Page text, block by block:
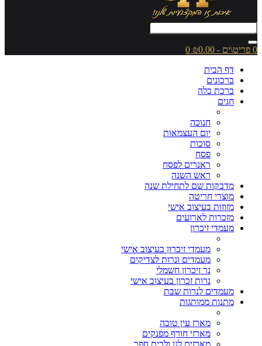
0 פריט\ים - ₪0.00
0
דף הבית
ברכונים
ברכת כלה
חגים
חנוכה
יום העצמאות
סוכות
פסח
ראנרים לפסח
ראש השנה
מדבקות שם לתחילת שנה
מוצרי חריטה
מזוזות בעיצוב אישי
מזכרות לארועים
מעמדי זיכרון
מעמדי זיכרון בעיצוב אישי
מעמדים ונרות לצדיקים
נר זיכרון חשמלי
נרות זכרון בעיצוב אישי
מעמדים לנרות שבת
מתנות ממותגות
מארז עין טובה
מארזי חורף מפנקים
מארזים לגן ולבית ספר